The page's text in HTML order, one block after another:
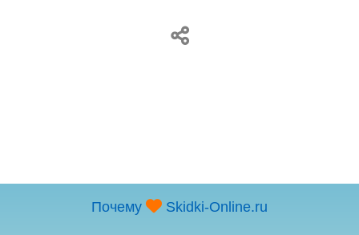
Почему Skidki-Online.ru